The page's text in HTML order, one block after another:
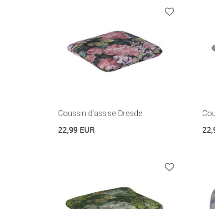
Coussin d'assise Dresde
22,99 EUR